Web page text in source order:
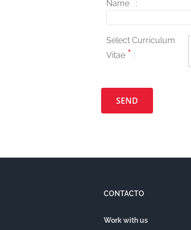
Name :
Select Curriculum
Vitae * :
CONTACTO
Work with us